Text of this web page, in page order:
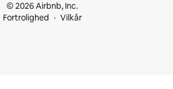
© 2026 Airbnb, Inc.
Fortrolighed
Vilkår